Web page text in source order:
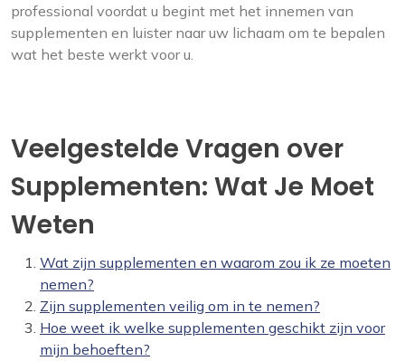
professional voordat u begint met het innemen van
supplementen en luister naar uw lichaam om te bepalen
wat het beste werkt voor u.
Veelgestelde Vragen over
Supplementen: Wat Je Moet
Weten
Wat zijn supplementen en waarom zou ik ze moeten
nemen?
Zijn supplementen veilig om in te nemen?
Hoe weet ik welke supplementen geschikt zijn voor
mijn behoeften?